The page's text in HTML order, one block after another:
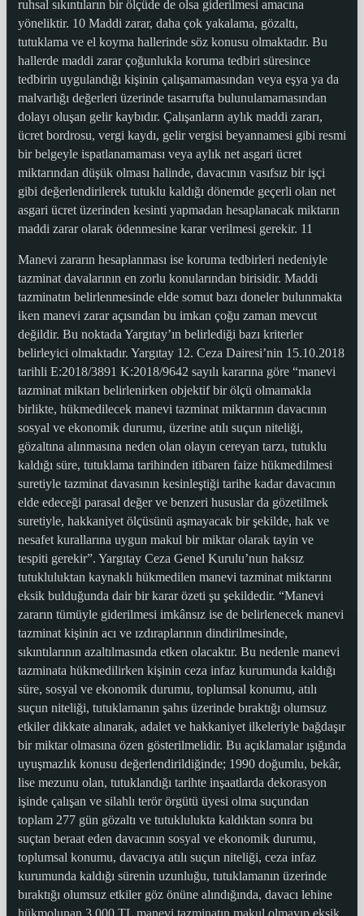
ruhsal sıkıntıların bir ölçüde de olsa giderilmesi amacına
yöneliktir. 10 Maddi zarar, daha çok yakalama, gözaltı,
tutuklama ve el koyma hallerinde söz konusu olmaktadır. Bu
hallerde maddi zarar çoğunlukla koruma tedbiri süresince
tedbirin uygulandığı kişinin çalışamamasından veya eşya ya da
malvarlığı değerleri üzerinde tasarrufta bulunulamamasından
dolayı oluşan gelir kaybıdır. Çalışanların aylık maddi zararı,
ücret bordrosu, vergi kaydı, gelir vergisi beyannamesi gibi resmi
bir belgeyle ispatlanamaması veya aylık net asgari ücret
miktarından düşük olması halinde, davacının vasıfsız bir işçi
gibi değerlendirilerek tutuklu kaldığı dönemde geçerli olan net
asgari ücret üzerinden kesinti yapmadan hesaplanacak miktarın
maddi zarar olarak ödenmesine karar verilmesi gerekir. 11
Manevi zararın hesaplanması ise koruma tedbirleri nedeniyle
tazminat davalarının en zorlu konularından birisidir. Maddi
tazminatın belirlenmesinde elde somut bazı doneler bulunmakta
iken manevi zarar açısından bu imkan çoğu zaman mevcut
değildir. Bu noktada Yargıtay’ın belirlediği bazı kriterler
belirleyici olmaktadır. Yargıtay 12. Ceza Dairesi’nin 15.10.2018
tarihli E:2018/3891 K:2018/9642 sayılı kararına göre “manevi
tazminat miktarı belirlenirken objektif bir ölçü olmamakla
birlikte, hükmedilecek manevi tazminat miktarının davacının
sosyal ve ekonomik durumu, üzerine atılı suçun niteliği,
gözaltına alınmasına neden olan olayın cereyan tarzı, tutuklu
kaldığı süre, tutuklama tarihinden itibaren faize hükmedilmesi
suretiyle tazminat davasının kesinleştiği tarihe kadar davacının
elde edeceği parasal değer ve benzeri hususlar da gözetilmek
suretiyle, hakkaniyet ölçüsünü aşmayacak bir şekilde, hak ve
nesafet kurallarına uygun makul bir miktar olarak tayin ve
tespiti gerekir”. Yargıtay Ceza Genel Kurulu’nun haksız
tutukluluktan kaynaklı hükmedilen manevi tazminat miktarını
eksik bulduğunda dair bir karar özeti şu şekildedir. “Manevi
zararın tümüyle giderilmesi imkânsız ise de belirlenecek manevi
tazminat kişinin acı ve ızdıraplarının dindirilmesinde,
sıkıntılarının azaltılmasında etken olacaktır. Bu nedenle manevi
tazminata hükmedilirken kişinin ceza infaz kurumunda kaldığı
süre, sosyal ve ekonomik durumu, toplumsal konumu, atılı
suçun niteliği, tutuklamanın şahıs üzerinde bıraktığı olumsuz
etkiler dikkate alınarak, adalet ve hakkaniyet ilkeleriyle bağdaşır
bir miktar olmasına özen gösterilmelidir. Bu açıklamalar ışığında
uyuşmazlık konusu değerlendirildiğinde; 1990 doğumlu, bekâr,
lise mezunu olan, tutuklandığı tarihte inşaatlarda dekorasyon
işinde çalışan ve silahlı terör örgütü üyesi olma suçundan
toplam 277 gün gözaltı ve tutuklulukta kaldıktan sonra bu
suçtan beraat eden davacının sosyal ve ekonomik durumu,
toplumsal konumu, davacıya atılı suçun niteliği, ceza infaz
kurumunda kaldığı sürenin uzunluğu, tutuklamanın üzerinde
bıraktığı olumsuz etkiler göz önüne alındığında, davacı lehine